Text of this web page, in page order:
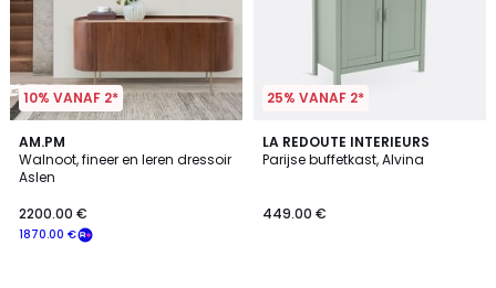
10% VANAF 2*
AM.PM
Walnoot, fineer en leren dressoir
Aslen
1870.00 €
2200.00 €
3.8
/ 5
25% VANAF 2*
LA REDOUTE INTERIEURS
Parijse buffetkast, Alvina
449.00 €
4.1
/ 5